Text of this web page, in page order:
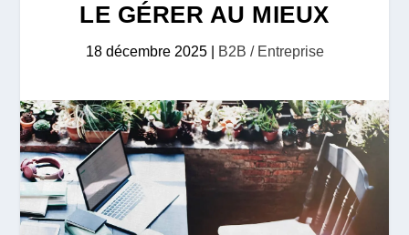
LE GÉRER AU MIEUX
18 décembre 2025| B2B / Entreprise